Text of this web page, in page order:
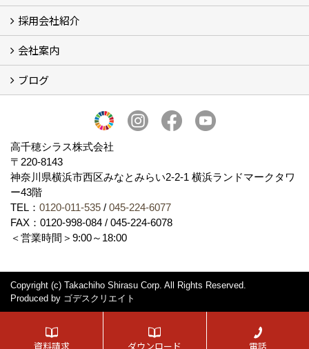
施工事例
お客様からのお便り
採用会社紹介
採用会社紹介
「鏝人の会」左官店のご紹介
会社案内
会社概要・沿革
代表の実績
製造紹介
ショールーム
アクセス
採用情報
バナーダウンロード
プライバシーポリシー
Takachiho Shirasu Global Site
LINE公式アカウント
ブログ
高千穂シラス株式会社
〒220-8143
神奈川県横浜市西区みなとみらい2‐2‐1 横浜ランドマークタワ
ー43階
TEL： 0120-011-535 / 045-224-6077
FAX：0120-998-084 / 045-224-6078
＜営業時間＞9:00～18:00
Copyright (c) Takachiho Shirasu Corp. All Rights Reserved.
Produced by ゴデスクリエイト
資料請求 ダウンロード 電話